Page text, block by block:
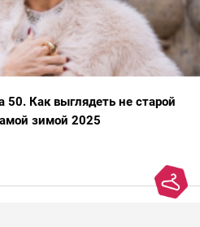
Как выглядеть не старой
зимой 2025